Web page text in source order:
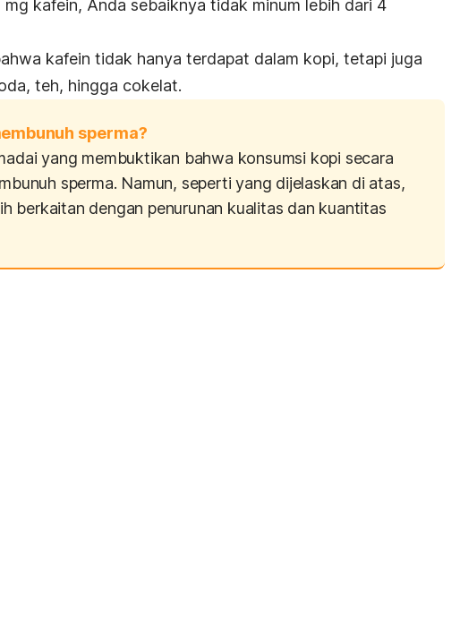
kafein, Anda sebaiknya tidak minum lebih dari 4
kafein tidak hanya terdapat dalam kopi, tetapi juga
teh, hingga cokelat.
sperma?
yang membuktikan bahwa konsumsi kopi secara
sperma. Namun, seperti yang dijelaskan di atas,
berkaitan dengan penurunan kualitas dan kuantitas